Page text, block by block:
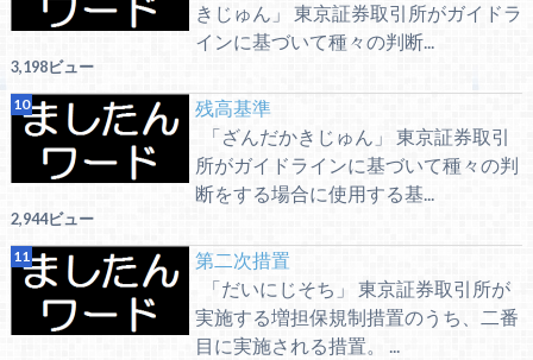
きじゅん」 東京証券取引所がガイドラ
インに基づいて種々の判断...
3,198ビュー
残高基準
「ざんだかきじゅん」 東京証券取引
所がガイドラインに基づいて種々の判
断をする場合に使用する基...
2,944ビュー
第二次措置
「だいにじそち」 東京証券取引所が
実施する増担保規制措置のうち、二番
目に実施される措置。 ...